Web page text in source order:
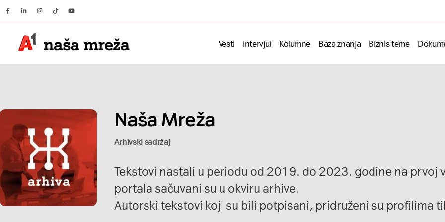
Facebook
LinkedinInstagram
TiktokYoutube
Vesti Intervjui Kolumne Baza znanja Biznis teme
Naša Mreža
Arhivski sadržaj
Tekstovi nastali u periodu od 2019. do 2023. godine na prvoj
portala sačuvani su u okviru arhive.
Autorski tekstovi koji su bili potpisani, pridruženi su profilima